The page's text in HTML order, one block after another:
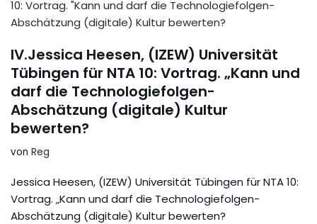
IV.Jessica Heesen, (IZEW) Universität
Tübingen für NTA 10: Vortrag. „Kann und
darf die Technologiefolgen-
Abschätzung (digitale) Kultur
bewerten?
von Reg
Jessica Heesen, (IZEW) Universität Tübingen für NTA 10:
Vortrag. „Kann und darf die Technologiefolgen-
Abschätzung (digitale) Kultur bewerten?